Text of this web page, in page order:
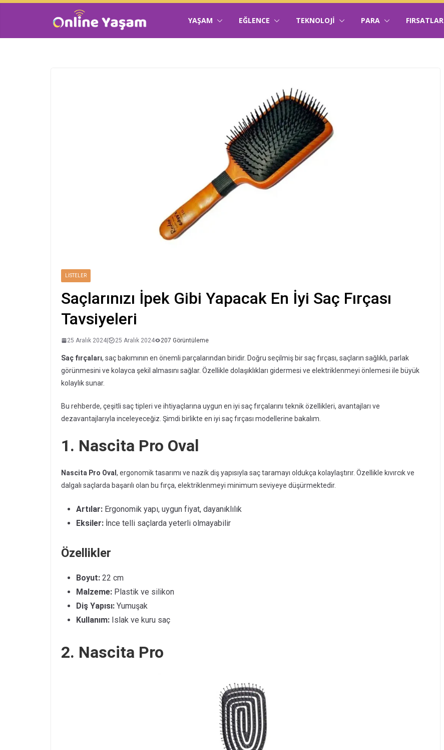
YAŞAM EĞLENCE TEKNOLOJI PARA FIRSATLAR
LISTELER
Saçlarınızı İpek Gibi Yapacak En İyi Saç Fırçası
Tavsiyeleri
25 Aralık 2024| 25 Aralık 2024 207 Görüntüleme
Saç fırçaları, saç bakımının en önemli parçalarından biridir. Doğru seçilmiş bir saç fırçası, saçların sağlıklı, parlak
görünmesini ve kolayca şekil almasını sağlar. Özellikle dolaşıklıkları gidermesi ve elektriklenmeyi önlemesi ile büyük
kolaylık sunar.
Bu rehberde, çeşitli saç tipleri ve ihtiyaçlarına uygun en iyi saç fırçalarını teknik özellikleri, avantajları ve
dezavantajlarıyla inceleyeceğiz. Şimdi birlikte en iyi saç fırçası modellerine bakalım.
1. Nascita Pro Oval
Nascita Pro Oval, ergonomik tasarımı ve nazik diş yapısıyla saç taramayı oldukça kolaylaştırır. Özellikle kıvırcık ve
dalgalı saçlarda başarılı olan bu fırça, elektriklenmeyi minimum seviyeye düşürmektedir.
Artılar: Ergonomik yapı, uygun fiyat, dayanıklılık
Eksiler: İnce telli saçlarda yeterli olmayabilir
Özellikler
Boyut: 22 cm
Malzeme: Plastik ve silikon
Diş Yapısı: Yumuşak
Kullanım: Islak ve kuru saç
2. Nascita Pro